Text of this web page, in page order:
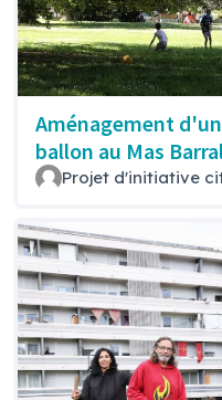
Aménagement
ballon au Mas
Projet d'initiative